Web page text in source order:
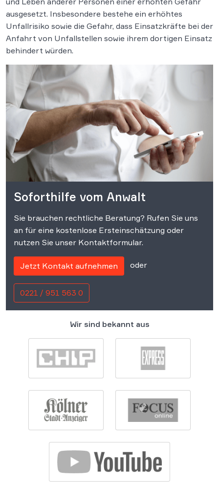
ausgesetzt. Insbesondere bestehe ein erhöhtes
Unfallrisiko sowie die Gefahr, dass Einsatzkräfte bei der
Anfahrt von Unfallstellen sowie ihrem dortigen Einsatz
behindert würden.
Soforthilfe vom Anwalt
Sie brauchen rechtliche Beratung? Rufen Sie uns
an für eine kostenlose Ersteinschätzung oder
nutzen Sie unser Kontaktformular.
Jetzt Kontakt aufnehmen oder
0221 / 951 563 0
Wir sind bekannt aus